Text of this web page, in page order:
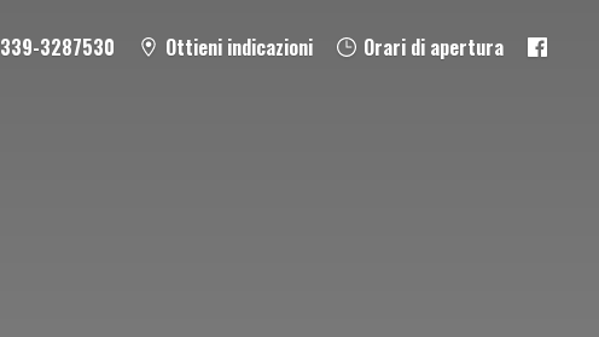
339-3287530 Ottieni indicazioni Orari di apertura